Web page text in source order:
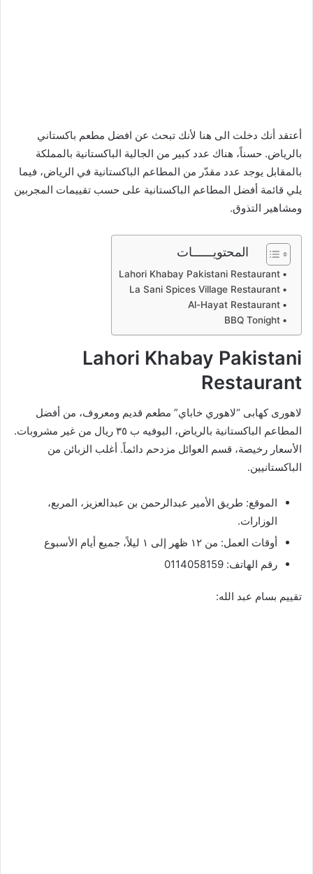
أعتقد أنك دخلت الى هنا لأنك تبحث عن افضل مطعم باكستاني
بالرياض. حسناً، هناك عدد كبير من الجالية الباكستانية بالمملكة
بالمقابل يوجد عدد مقدّر من المطاعم الباكستانية في الرياض، فيما
يلي قائمة أفضل المطاعم الباكستانية على حسب تقييمات المجربين
ومشاهير التذوق.
المحتويــــــات
Lahori Khabay Pakistani Restaurant
La Sani Spices Village Restaurant
Al-Hayat Restaurant
BBQ Tonight
Lahori Khabay Pakistani
Restaurant
لاهورى كهابى “لاهوري خاباي” مطعم قديم ومعروف، من أفضل
المطاعم الباكستانية بالرياض، البوفيه ب ٣٥ ريال من غير مشروبات.
الأسعار رخيصة، قسم العوائل مزدحم دائماً. أغلب الزبائن من
الباكستانيين.
الموقع: طريق الأمير عبدالرحمن بن عبدالعزيز، المربع،
الوزارات.
أوقات العمل: من ١٢ ظهر إلى ١ ليلاً، جميع أيام الأسبوع
رقم الهاتف: 0114058159
تقييم بسام عبد الله: